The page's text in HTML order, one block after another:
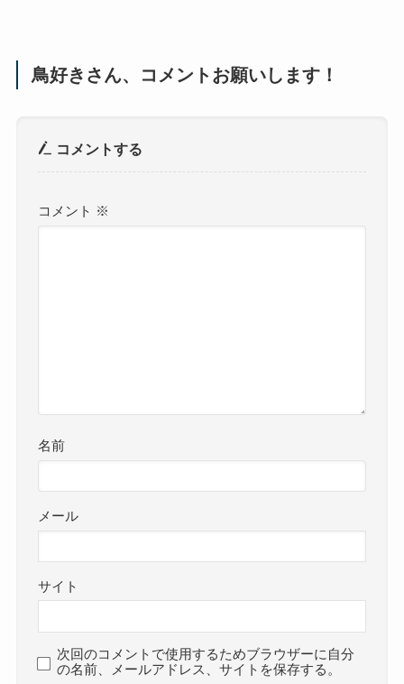
鳥好きさん、コメントお願いします！
コメントする
コメント ※
名前
メール
サイト
次回のコメントで使用するためブラウザーに自分
の名前、メールアドレス、サイトを保存する。